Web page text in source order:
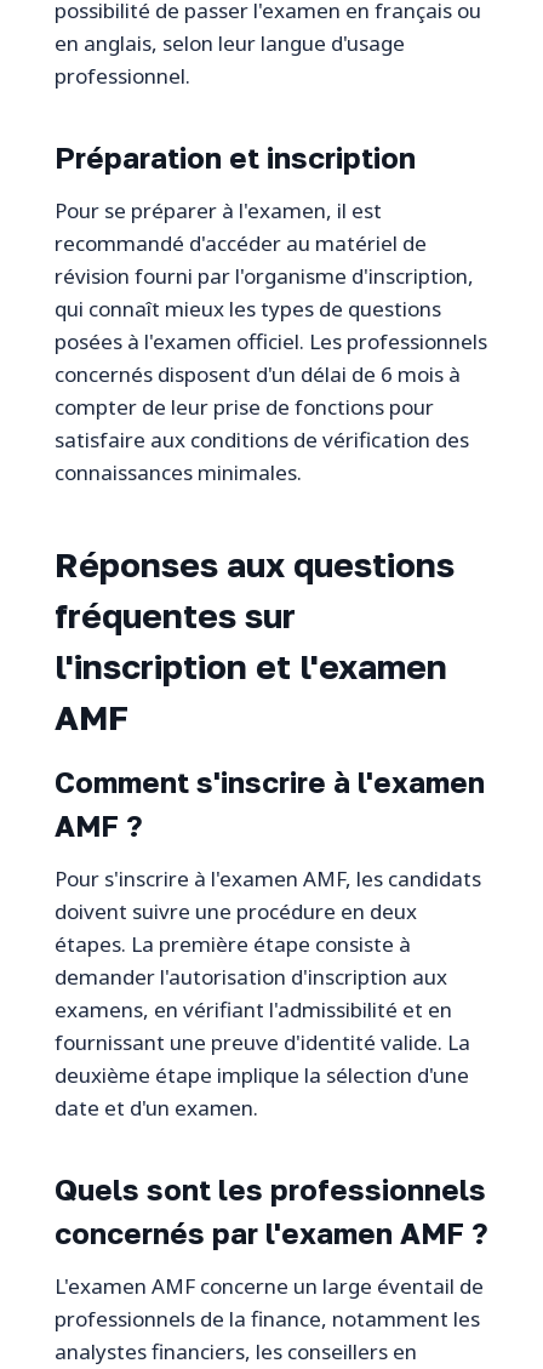
possibilité de passer l'examen en français ou
en anglais, selon leur langue d'usage
professionnel.
Préparation et inscription
Pour se préparer à l'examen, il est
recommandé d'accéder au matériel de
révision fourni par l'organisme d'inscription,
qui connaît mieux les types de questions
posées à l'examen officiel. Les professionnels
concernés disposent d'un délai de 6 mois à
compter de leur prise de fonctions pour
satisfaire aux conditions de vérification des
connaissances minimales.
Réponses aux questions
fréquentes sur
l'inscription et l'examen
AMF
Comment s'inscrire à l'examen
AMF ?
Pour s'inscrire à l'examen AMF, les candidats
doivent suivre une procédure en deux
étapes. La première étape consiste à
demander l'autorisation d'inscription aux
examens, en vérifiant l'admissibilité et en
fournissant une preuve d'identité valide. La
deuxième étape implique la sélection d'une
date et d'un examen.
Quels sont les professionnels
concernés par l'examen AMF ?
L'examen AMF concerne un large éventail de
professionnels de la finance, notamment les
analystes financiers, les conseillers en